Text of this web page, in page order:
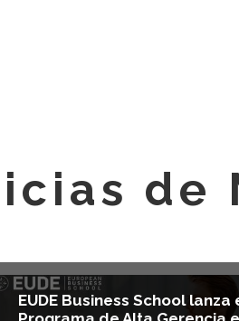
de
EUDE Business School lanza